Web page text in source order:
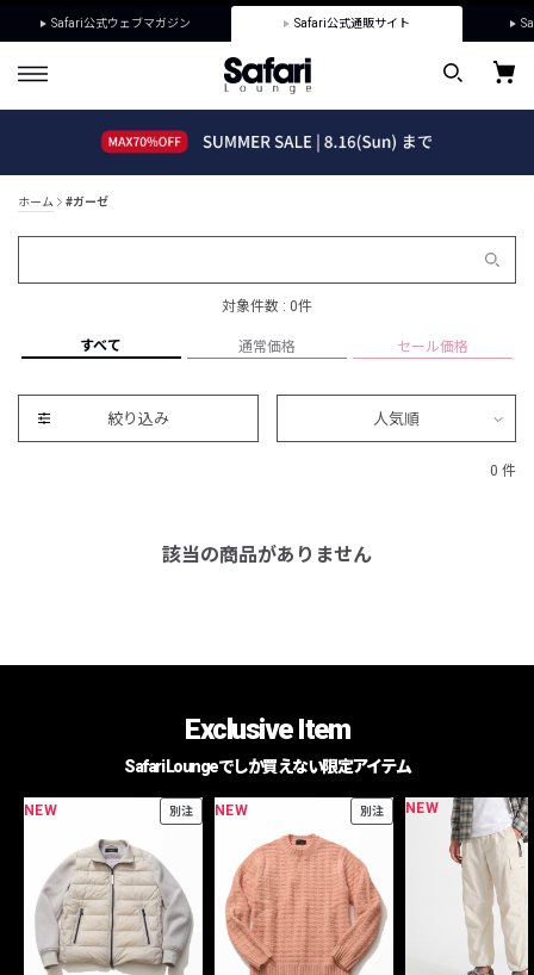
Safari公式ウェブマガジン Safari公式通販サイト
ホーム #ガーゼ
対象件数 : 0件
すべて 通常価格 セール価格
絞り込み 人気順
0 件
該当の商品がありません
Exclusive Item
Safari Loungeでしか買えない限定アイテム
NEW 別注 NEW 別注 NEW